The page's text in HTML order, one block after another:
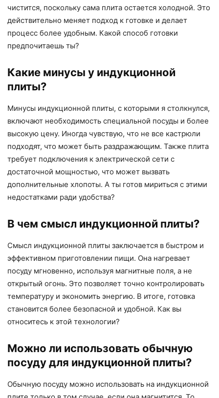
чистится, поскольку сама плита остается холодной. Это
действительно меняет подход к готовке и делает
процесс более удобным. Какой способ готовки
предпочитаешь ты?
Какие минусы у индукционной
плиты?
Минусы индукционной плиты, с которыми я столкнулся,
включают необходимость специальной посуды и более
высокую цену. Иногда чувствую, что не все кастрюли
подходят, что может быть раздражающим. Также плита
требует подключения к электрической сети с
достаточной мощностью, что может вызвать
дополнительные хлопоты. А ты готов мириться с этими
недостатками ради удобства?
В чем смысл индукционной плиты?
Смысл индукционной плиты заключается в быстром и
эффективном приготовлении пищи. Она нагревает
посуду мгновенно, используя магнитные поля, а не
открытый огонь. Это позволяет точно контролировать
температуру и экономить энергию. В итоге, готовка
становится более безопасной и удобной. Как вы
относитесь к этой технологии?
Можно ли использовать обычную
посуду для индукционной плиты?
Обычную посуду можно использовать на индукционной